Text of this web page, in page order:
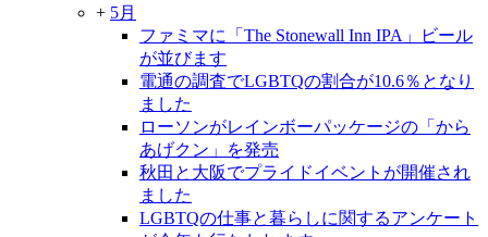
+ 5月
ファミマに「The Stonewall Inn IPA」ビール
が並びます
電通の調査でLGBTQの割合が10.6％となり
ました
ローソンがレインボーパッケージの「から
あげクン」を発売
秋田と大阪でプライドイベントが開催され
ました
LGBTQの仕事と暮らしに関するアンケート